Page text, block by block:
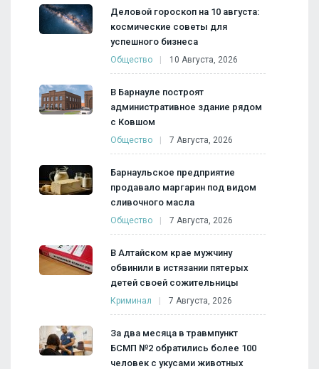
Деловой гороскоп на 10 августа:
космические советы для
успешного бизнеса
Общество 10 Августа, 2026
В Барнауле построят
административное здание рядом
с Ковшом
Общество 7 Августа, 2026
Барнаульское предприятие
продавало маргарин под видом
сливочного масла
Общество 7 Августа, 2026
В Алтайском крае мужчину
обвинили в истязании пятерых
детей своей сожительницы
Криминал 7 Августа, 2026
За два месяца в травмпункт
БСМП №2 обратились более 100
человек с укусами животных